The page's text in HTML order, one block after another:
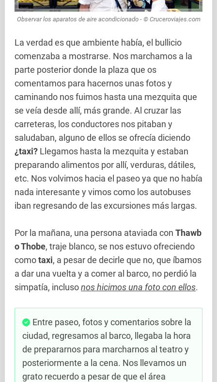
Observar los aparatos de aire acondicionado - © Cruceroviajes.com
La verdad es que ambiente había, el bullicio
comenzaba a mostrarse. Nos marchamos a la
parte posterior donde la plaza que os
comentamos para hacernos unas fotos y
caminando nos fuimos hasta una mezquita que
se veía desde allí, más grande. Al cruzar las
carreteras, los conductores nos pitaban y
saludaban, alguno de ellos se ofrecía diciendo
¿taxi? Llegamos hasta la mezquita y estaban
preparando alimentos por allí, verduras, dátiles,
etc. Nos volvimos hacia el paseo ya que no había
nada interesante y vimos como los autobuses
iban regresando de las excursiones más largas.
Por la mañana, una persona ataviada con Thawb
o Thobe, traje blanco, se nos estuvo ofreciendo
comotaxi, a pesar de decirle que no, que íbamos
a dar una vuelta y a comer al barco, no perdió la
simpatía, inclusonos hicimos una foto con ellos.
Entre paseo, fotos y comentarios sobre la
ciudad, regresamos al barco, llegaba la hora
de prepararnos para marcharnos al teatro y
posteriormente a la cena. Nos llevamos un
grato recuerdo a pesar de que el área